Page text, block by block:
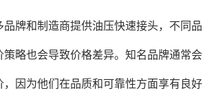
和制造商提供油压快速接头，不同品
策略也会导致价格差异。知名品牌通常会
，因为他们在品质和可靠性方面享有良好